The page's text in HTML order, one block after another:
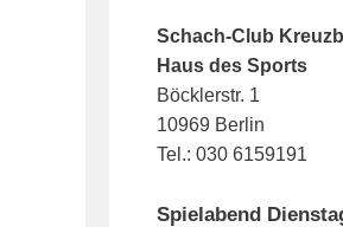
Schach-Club
Haus des Sports
Böcklerstr. 1
10969 Berlin
Tel.: 030 6159191
Spielabend